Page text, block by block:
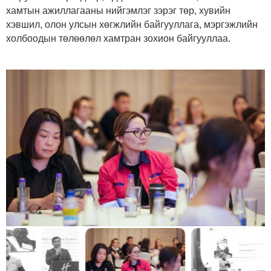
хамтын ажиллагааны нийгэмлэг зэрэг төр, хувийн
хэвшил, олон улсын хөгжлийн байгууллага, мэргэжлийн
холбоодын төлөөлөл хамтран зохион байгууллаа.